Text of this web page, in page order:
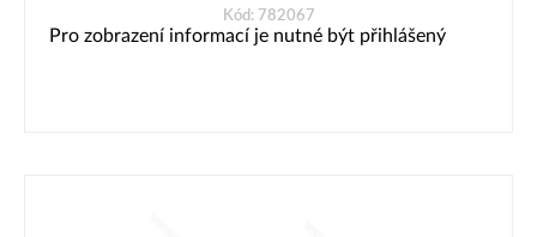
Kód: 782067
Pro zobrazení informací je nutné být přihlášený